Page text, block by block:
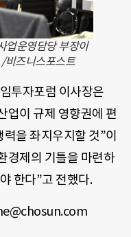
업운영담당 부장이
비즈니스포스트
투자포럼 이사장은
업이 규제 영향권에 편
을 좌지우지할 것”이
경제의 기틀을 마련하
한다”고 전했다.